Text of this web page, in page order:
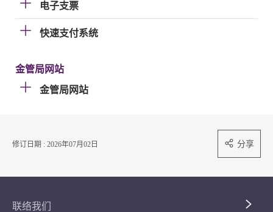
电子支票
快速支付系统
金管局网站
金管局网站
修订日期 : 2026年07月02日 分享
联络我们